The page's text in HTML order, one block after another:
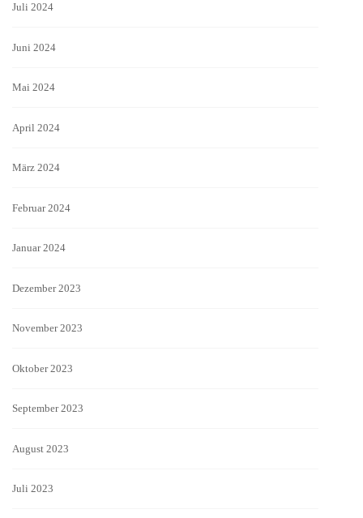
Juli 2024
Juni 2024
Mai 2024
April 2024
März 2024
Februar 2024
Januar 2024
Dezember 2023
November 2023
Oktober 2023
September 2023
August 2023
Juli 2023